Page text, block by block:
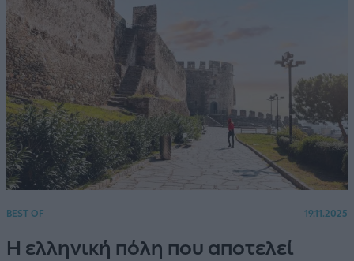
BEST OF 19.11.2025
Η ελληνική πόλη που αποτελεί